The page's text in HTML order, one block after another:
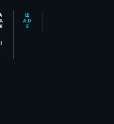
Ш
АD
E